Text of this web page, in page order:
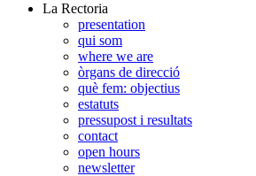
La Rectoria
presentation
qui som
where we are
òrgans de direcció
què fem: objectius
estatuts
pressupost i resultats
contact
open hours
newsletter